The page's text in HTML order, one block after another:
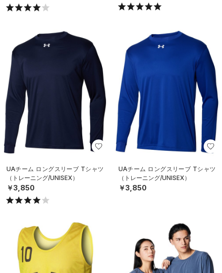
UAチーム ロングスリーブ Tシャツ
（トレーニング/UNISEX）
￥3,850
UAチーム ロングスリーブ Tシャツ
（トレーニング/UNISEX）
￥3,850